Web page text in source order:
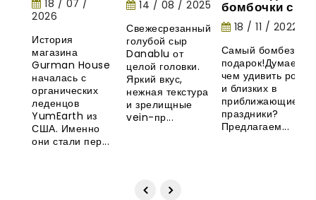
House:
история
органических
леденцов
YumEarth
18 / 07 /
2026
История
магазина
Gurman House
началась с
органических
леденцов
YumEarth из
США. Именно
они стали пер...
14 / 08 / 2025
Свежесрезанный
голубой сыр
Danablu от
целой головки.
Яркий вкус,
нежная текстура
и зрелищные
vein-пр...
бомбочки с
маршмеллоу -
необычная
новинка из
18 / 11 / 2022
Самый бомбезный
подарок!Думаете,
чем удивить
и близких в
приближающиеся
праздники?
Предлагаем...